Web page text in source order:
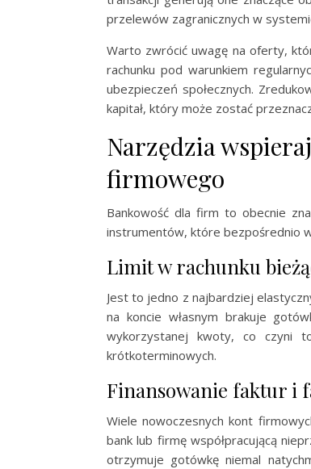
przelewów zagranicznych w
Warto zwrócić uwagę na oferty,
rachunku pod warunkiem
ubezpieczeń społecznych.
kapitał, który może zostać
Narzędzia
firmowego
Bankowość dla firm to obecnie
instrumentów, które bezpośrednio
Limit w rachunku
Jest to jedno z najbardziej
na koncie własnym brakuje
wykorzystanej kwoty, co czyni
krótkoterminowych.
Finansowanie faktur i
Wiele nowoczesnych kont
bank lub firmę współpracującą
otrzymuje gotówkę niemal